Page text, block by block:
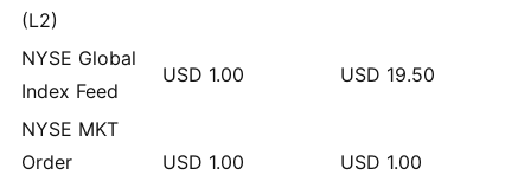
(L2)
NYSE Global
Index Feed
USD 1.00 USD 19.50
NYSE MKT
Order
USD 1.00 USD 1.00